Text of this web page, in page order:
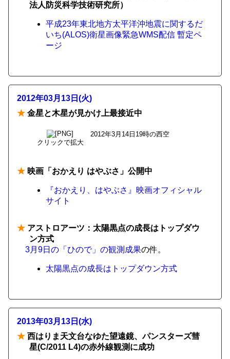
法人防災科学技術研究所）
平成23年東北地方太平洋沖地震に関するだ
いち(ALOS)衛星画像緊急WMS配信 暫定ペ
ージ
2012年03月13日(火)
★ 金星と木星が見かけ上最接近中
クリックで拡大
2012年3月14日19時の西空
★ 映画「おかえり はやぶさ」公開中
『おかえり、はやぶさ』映画オフィシャル
サイト
★ アストロアーツ：太陽黒点の成長はトップダウ
ン方式
3月9日の「ひので」の観測成果の件。
太陽黒点の成長はトップダウン方式
2013年03月13日(水)
★ 西はりま天文台なゆた望遠鏡、パンスターズ彗
星(C/2011 L4)の赤外線観測に成功